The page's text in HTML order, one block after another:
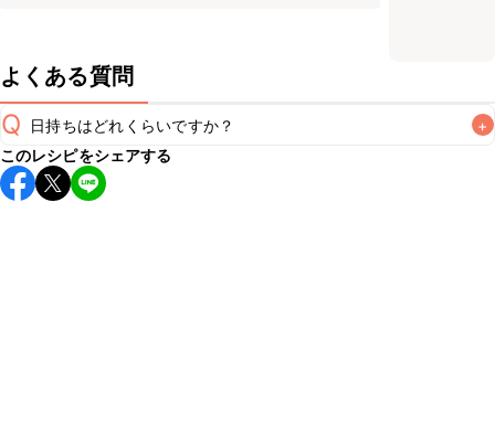
よくある質問
Q 日持ちはどれくらいですか？ +
こちらのレシピは出来たてをお召し上がりいただくことをお
すすめします。
このレシピをシェアする